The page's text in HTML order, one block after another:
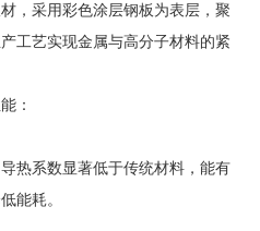
，采用彩色涂层钢板为表层，聚
工艺实现金属与高分子材料的紧
：
热系数显著低于传统材料，能有
能耗。